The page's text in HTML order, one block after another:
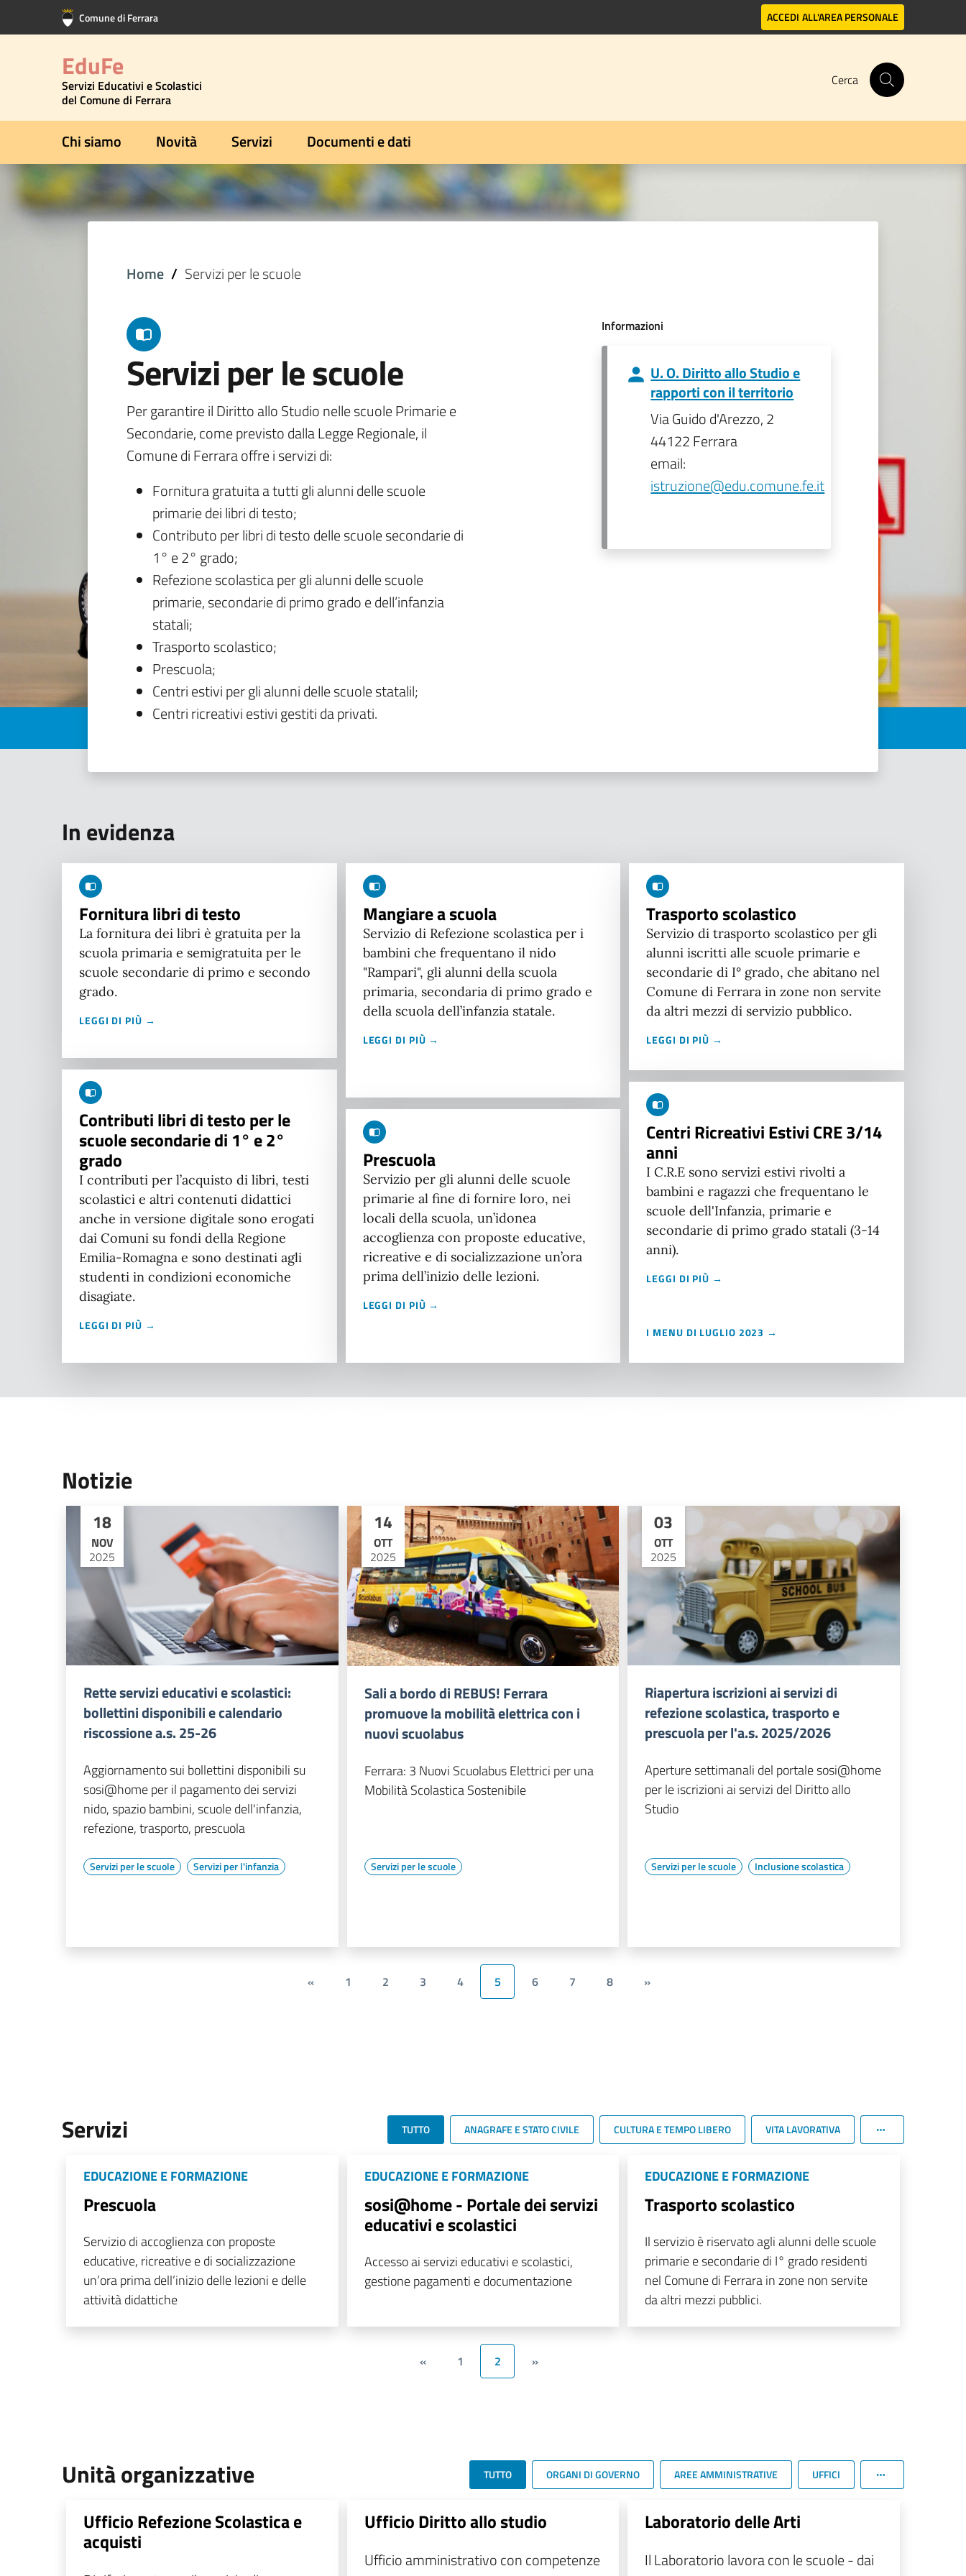
Vai al contenuto principale
Vai al footer Comune di Ferrara ACCEDI ALL'AREA PERSONALE
EduFe
Servizi Educativi e Scolastici
del Comune di Ferrara
Cerca
Chi siamo Novità Servizi Documenti e dati
Home Servizi per le scuole
Servizi per le scuole
Per garantire il Diritto allo Studio nelle scuole Primarie e
Secondarie, come previsto dalla Legge Regionale, il
Comune di Ferrara offre i servizi di:
Fornitura gratuita a tutti gli alunni delle scuole
primarie dei libri di testo;
Contributo per libri di testo delle scuole secondarie di
1° e 2° grado;
Refezione scolastica per gli alunni delle scuole
primarie, secondarie di primo grado e dell’infanzia
statali;
Trasporto scolastico;
Prescuola;
Centri estivi per gli alunni delle scuole statalil;
Centri ricreativi estivi gestiti da privati.
Informazioni
U. O. Diritto allo Studio e
rapporti con il territorio
Via Guido d'Arezzo, 2
44122 Ferrara
email:
istruzione@edu.comune.fe.it
In evidenza
Fornitura libri di testo
La fornitura dei libri è gratuita per la
scuola primaria e semigratuita per le
scuole secondarie di primo e secondo
grado.
LEGGI DI PIÙ →
Contributi libri di testo per le
scuole secondarie di 1° e 2°
grado
I contributi per l’acquisto di libri, testi
scolastici e altri contenuti didattici
anche in versione digitale sono erogati
dai Comuni su fondi della Regione
Emilia-Romagna e sono destinati agli
studenti in condizioni economiche
disagiate.
LEGGI DI PIÙ →
Mangiare a scuola
Servizio di Refezione scolastica per i
bambini che frequentano il nido
"Rampari", gli alunni della scuola
primaria, secondaria di primo grado e
della scuola dell’infanzia statale.
LEGGI DI PIÙ →
Prescuola
Servizio per gli alunni delle scuole
primarie al fine di fornire loro, nei
locali della scuola, un’idonea
accoglienza con proposte educative,
ricreative e di socializzazione un’ora
prima dell’inizio delle lezioni.
LEGGI DI PIÙ →
Trasporto scolastico
Servizio di trasporto scolastico per gli
alunni iscritti alle scuole primarie e
secondarie di I° grado, che abitano nel
Comune di Ferrara in zone non servite
da altri mezzi di servizio pubblico.
LEGGI DI PIÙ →
Centri Ricreativi Estivi CRE 3/14
anni
I C.R.E sono servizi estivi rivolti a
bambini e ragazzi che frequentano le
scuole dell'Infanzia, primarie e
secondarie di primo grado statali (3-14
anni).
LEGGI DI PIÙ →
I MENU DI LUGLIO 2023 →
Notizie
18
NOV
2025
Rette servizi educativi e scolastici:
bollettini disponibili e calendario
riscossione a.s. 25-26
Aggiornamento sui bollettini disponibili su
sosi@home per il pagamento dei servizi
nido, spazio bambini, scuole dell'infanzia,
refezione, trasporto, prescuola
Servizi per le scuole Servizi per l'infanzia
14
OTT
2025
Sali a bordo di REBUS! Ferrara
promuove la mobilità elettrica con i
nuovi scuolabus
Ferrara: 3 Nuovi Scuolabus Elettrici per una
Mobilità Scolastica Sostenibile
Servizi per le scuole
03
OTT
2025
Riapertura iscrizioni ai servizi di
refezione scolastica, trasporto e
prescuola per l'a.s. 2025/2026
Aperture settimanali del portale sosi@home
per le iscrizioni ai servizi del Diritto allo
Studio
Servizi per le scuole Inclusione scolastica
« 1 2 3 4 5 6 7 8 »
Servizi TUTTO ANAGRAFE E STATO CIVILE CULTURA E TEMPO LIBERO VITA LAVORATIVA
EDUCAZIONE E FORMAZIONE
Prescuola
Servizio di accoglienza con proposte
educative, ricreative e di socializzazione
un’ora prima dell’inizio delle lezioni e delle
attività didattiche
EDUCAZIONE E FORMAZIONE
sosi@home - Portale dei servizi
educativi e scolastici
Accesso ai servizi educativi e scolastici,
gestione pagamenti e documentazione
EDUCAZIONE E FORMAZIONE
Trasporto scolastico
Il servizio è riservato agli alunni delle scuole
primarie e secondarie di I° grado residenti
nel Comune di Ferrara in zone non servite
da altri mezzi pubblici.
« 1 2 »
Unità organizzative TUTTO ORGANI DI GOVERNO AREE AMMINISTRATIVE UFFICI
Ufficio Refezione Scolastica e
acquisti
Ufficio Diritto allo studio
Ufficio amministrativo con competenze
Laboratorio delle Arti
Il Laboratorio lavora con le scuole - dai